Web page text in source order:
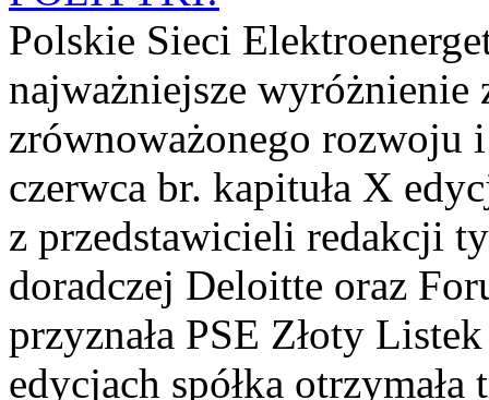
Polskie Sieci
najważniejsze wyróżnienie
zrównoważonego rozwoju
czerwca br. kapituła X
z przedstawicieli redakcji
doradczej Deloitte oraz
przyznała PSE Złoty
edycjach spółka otrzymała